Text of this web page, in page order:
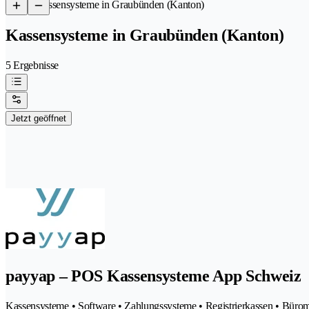
/Kassensysteme in Graubünden (Kanton)
Kassensysteme in Graubünden (Kanton)
5 Ergebnisse
Jetzt geöffnet
payyap – POS Kassensysteme App Schweiz
Kassensysteme • Software • Zahlungssysteme • Registrierkassen •